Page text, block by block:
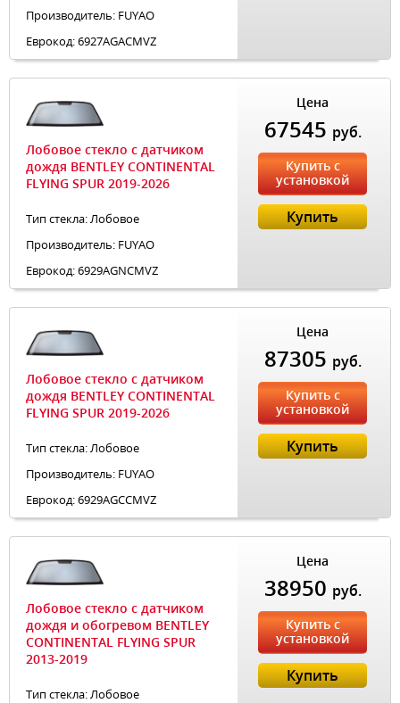
Производитель: FUYAO
Еврокод: 6927AGACMVZ
Лобовое стекло с датчиком
дождя BENTLEY CONTINENTAL
FLYING SPUR 2019-2026
Тип стекла: Лобовое
Производитель: FUYAO
Еврокод: 6929AGNCMVZ
Цена
67545 руб.
Купить с
установкой
Купить
Лобовое стекло с датчиком
дождя BENTLEY CONTINENTAL
FLYING SPUR 2019-2026
Тип стекла: Лобовое
Производитель: FUYAO
Еврокод: 6929AGCCMVZ
Цена
87305 руб.
Купить с
установкой
Купить
Лобовое стекло с датчиком
дождя и обогревом BENTLEY
CONTINENTAL FLYING SPUR
2013-2019
Тип стекла: Лобовое
Цена
38950 руб.
Купить с
установкой
Купить